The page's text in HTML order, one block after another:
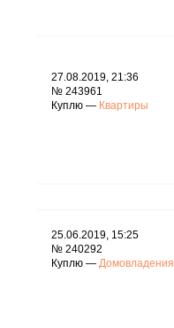
27.08.2019, 21:36
№ 243961
Куплю — Квартиры
25.06.2019, 15:25
№ 240292
Куплю — Домовладения